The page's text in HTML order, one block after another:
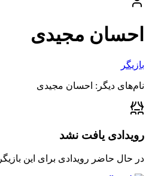
احسان مجیدی
بازیگر
نام‌های دیگر: احسان مجیدی
رویدادی یافت نشد
در حال حاضر رویدادی برای این بازیگر